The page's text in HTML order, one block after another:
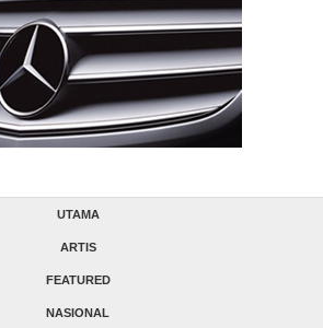
UTAMA
ARTIS
FEATURED
NASIONAL